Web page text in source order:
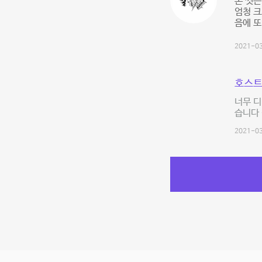
엄청
음에
2021-
호스
너무
습니
2021-